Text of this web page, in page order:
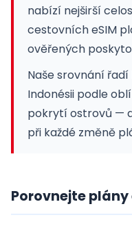
nabízí nejširší
cestovních eSIM
ověřených
Naše srovnání
Indonésii podle
pokrytí ostrovů —
při každé změně
Porovnejte plány